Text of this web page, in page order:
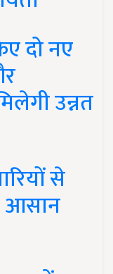
दो नए
उन्नत
से
आसान